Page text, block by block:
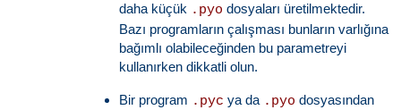
daha küçük .pyo dosyaları üretilmektedir.
Bazı programların çalışması bunların varlığına
bağımlı olabileceğinden bu parametreyi
kullanırken dikkatli olun.
Bir program .pyc ya da .pyo dosyasından